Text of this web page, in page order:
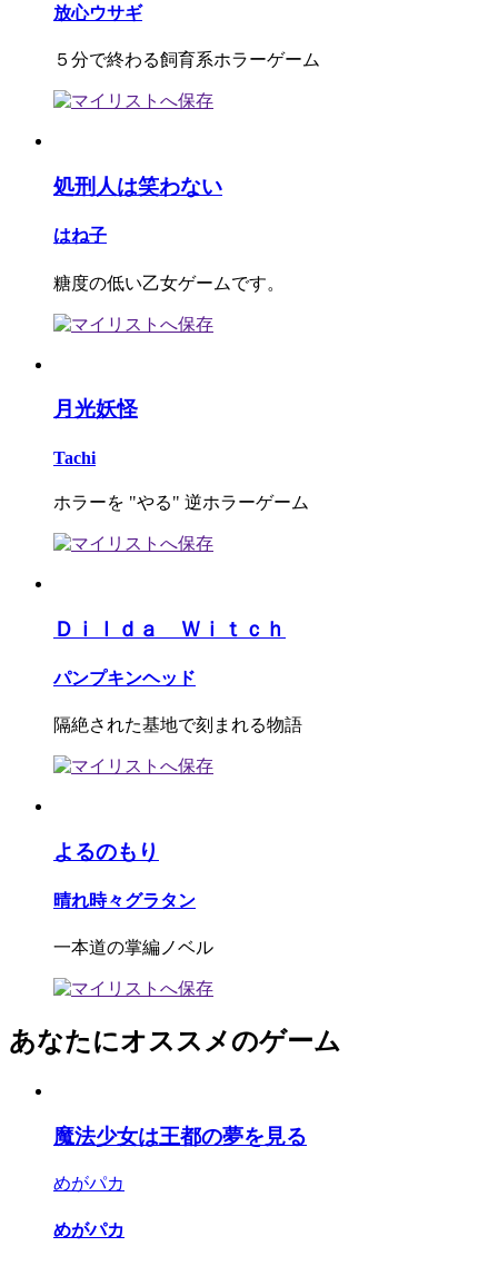
放心ウサギ
５分で終わる飼育系ホラーゲーム
処刑人は笑わない
はね子
糖度の低い乙女ゲームです。
月光妖怪
Tachi
ホラーを "やる" 逆ホラーゲーム
Ｄｉｌｄａ Ｗｉｔｃｈ
パンプキンヘッド
隔絶された基地で刻まれる物語
よるのもり
晴れ時々グラタン
一本道の掌編ノベル
あなたにオススメのゲーム
魔法少女は王都の夢を見る
めがパカ
めがパカ